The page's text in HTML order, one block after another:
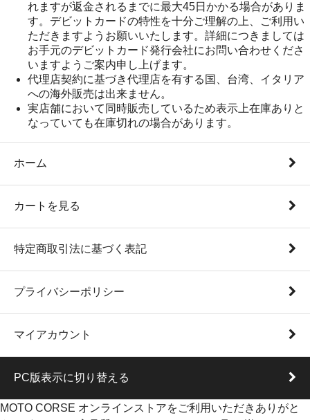
れますが返金されるまでに最大45日かかる場合がありま
す。デビットカードの特性を十分ご理解の上、ご利用い
ただきますようお願いいたします。詳細につきましては
お手元のデビットカード発行会社にお問い合わせくださ
いますようご案内申し上げます。
代理店契約に基づき代理店を有する国、台湾、イタリア
への海外販売は出来ません。
実店舗において同時販売しているため表示上在庫ありと
なっていても在庫切れの場合があります。
ホーム
カートを見る
特定商取引法に基づく表記
プライバシーポリシー
マイアカウント
PC版表示に切り替える
MOTO CORSE オンラインストアをご利用いただきありがと